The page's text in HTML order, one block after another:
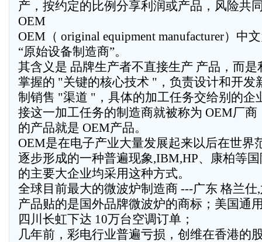
产，按约定的比例分享利润或产品，风险共
OEM
OEM（ original equipment manufacturer）中
“原始设备制造商”。
其含义是 品牌生产者不直接生产 产品，而是
掌握的 "关键的核心技术 "，负责设计和开发
制销售 "渠道 "，具体的加工任务交给别的企
接这一加工任务的制造商就被称为 OEM厂商
的产品就是 OEM产品。
OEM是在电子产业大量发展起来以后在世界
逐步形成的一种普遍现象,IBM,HP、康柏等
的主要大企业均采用这种方式。
全球目前最大的微波炉制造商 ---广东 格兰仕
产品贴的是国外品牌微波炉的商标；美国通
四川长虹下达 10万台空调订单；
几年前，彩电行业普遍亏损，创维在香港的